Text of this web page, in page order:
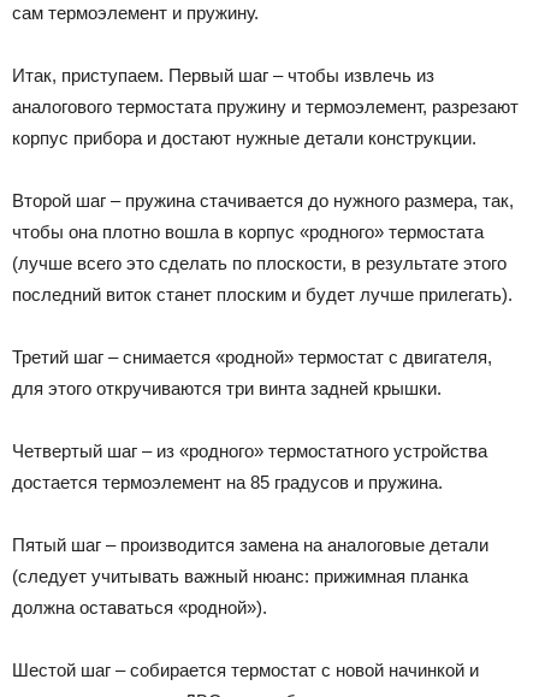
сам термоэлемент и пружину.
Итак, приступаем. Первый шаг – чтобы извлечь из
аналогового термостата пружину и термоэлемент, разрезают
корпус прибора и достают нужные детали конструкции.
Второй шаг – пружина стачивается до нужного размера, так,
чтобы она плотно вошла в корпус «родного» термостата
(лучше всего это сделать по плоскости, в результате этого
последний виток станет плоским и будет лучше прилегать).
Третий шаг – снимается «родной» термостат с двигателя,
для этого откручиваются три винта задней крышки.
Четвертый шаг – из «родного» термостатного устройства
достается термоэлемент на 85 градусов и пружина.
Пятый шаг – производится замена на аналоговые детали
(следует учитывать важный нюанс: прижимная планка
должна оставаться «родной»).
Шестой шаг – собирается термостат с новой начинкой и